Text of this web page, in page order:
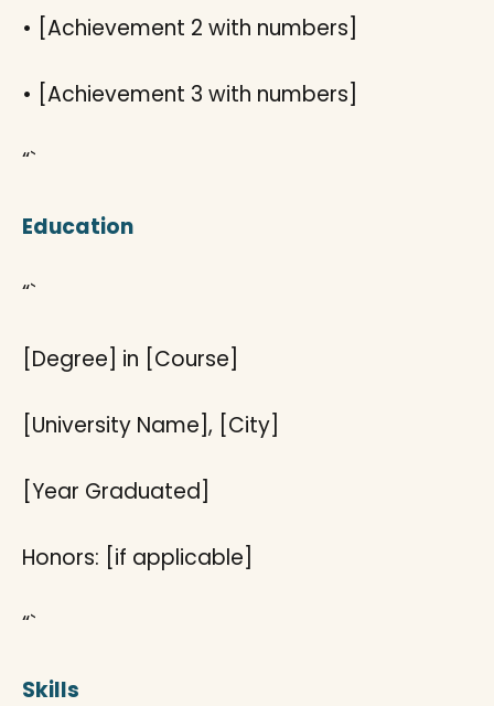
• [Achievement 2 with numbers]
• [Achievement 3 with numbers]
“`
Education
“`
[Degree] in [Course]
[University Name], [City]
[Year Graduated]
Honors: [if applicable]
“`
Skills